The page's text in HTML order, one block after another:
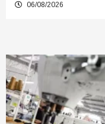
06/08/2026